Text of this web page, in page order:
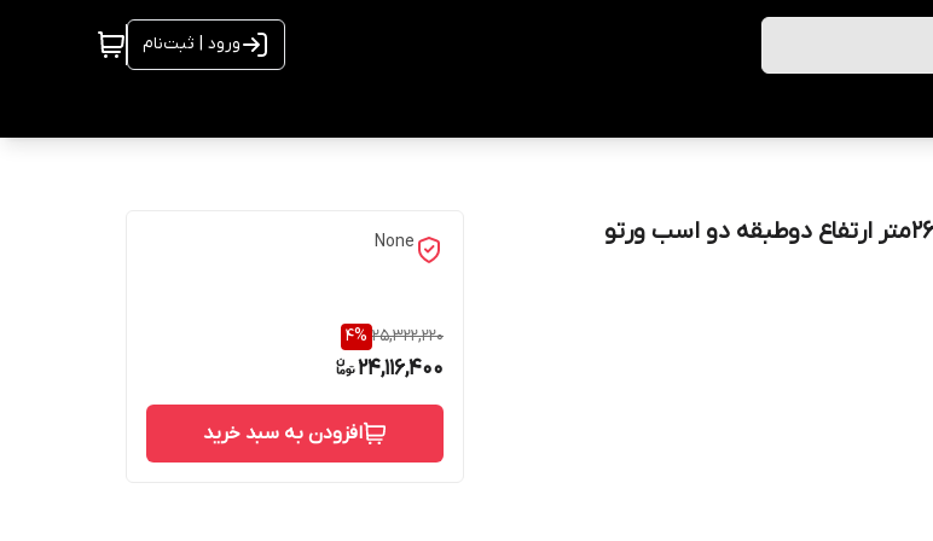
ورود | ثبت‌نام
None
25,322,220
4%
24,116,400
افزودن به سبد خرید